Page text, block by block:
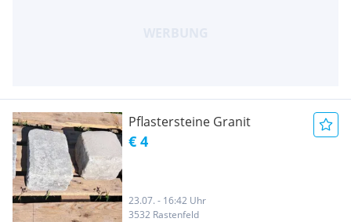
Pflastersteine Granit
€ 4
23.07. - 16:42 Uhr
3532 Rastenfeld